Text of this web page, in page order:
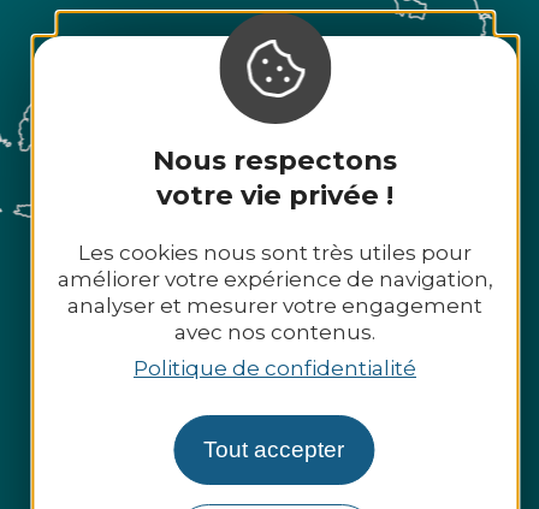
Nous respectons
votre vie privée !
Les cookies nous sont très utiles pour
améliorer votre expérience de navigation,
analyser et mesurer votre engagement
avec nos contenus.
Politique de confidentialité
Tout accepter